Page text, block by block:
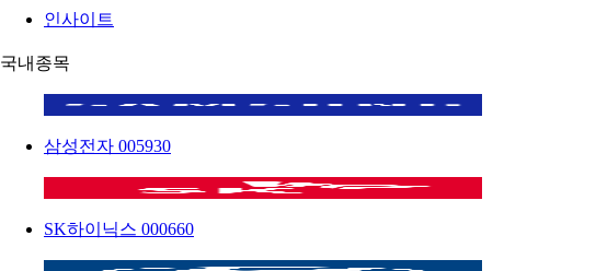
인사이트
국내종목
삼성전자 005930
SK하이닉스 000660